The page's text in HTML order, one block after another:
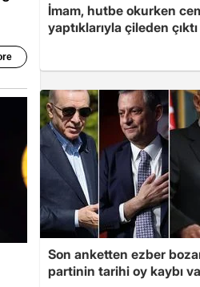
İmam, hutbe okurken
yaptıklarıyla çileden çıktı
Son anketten ezber
partinin tarihi oy kaybı